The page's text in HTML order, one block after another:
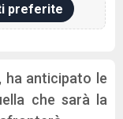
preferite
ha anticipato le
che sarà la